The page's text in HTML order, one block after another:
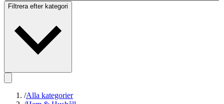
Filtrera efter kategori
/Alla kategorier